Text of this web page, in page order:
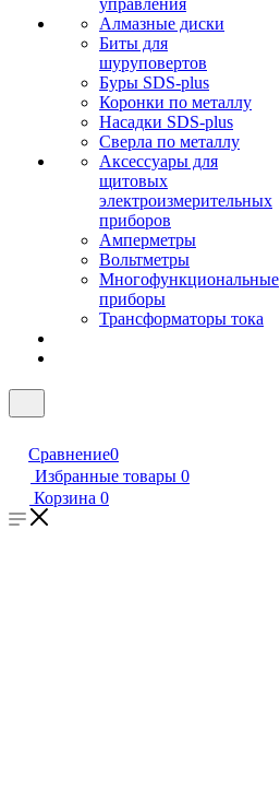
управления
Алмазные диски
Биты для
шуруповертов
Буры SDS-plus
Коронки по металлу
Насадки SDS-plus
Сверла по металлу
Аксессуары для
щитовых
электроизмерительных
приборов
Амперметры
Вольтметры
Многофункциональные
приборы
Трансформаторы тока
Сравнение0
Избранные товары 0
Корзина 0